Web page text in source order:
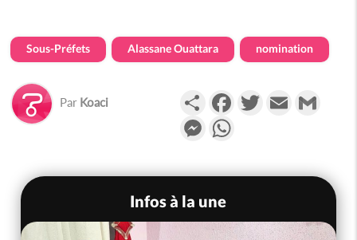
Sous-Préfets Alassane Ouattara nomination
Par Koaci PartagerFacebookTwitterEmail
Messenger
Infos à la une